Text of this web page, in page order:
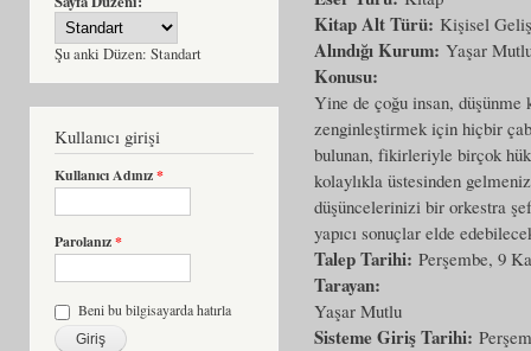
Şu anki Düzen: Standart
Kullanıcı girişi
Kullanıcı Adınız*
Parolanız*
Beni bu bilgisayarda hatırla
Kitap Alt Türü: Kişisel
Alındığı Kurum: Yaşar
Konusu:
Yine de çoğu insan, düşünme
zenginleştirmek için hiçbir
bulunan, fikirleriyle birçok
kolaylıkla üstesinden
düşüncelerinizi bir orkestra
yapıcı sonuçlar elde
Talep Tarihi: Perşembe, 9
Tarayan:
Yaşar Mutlu
Sisteme Giriş Tarihi: